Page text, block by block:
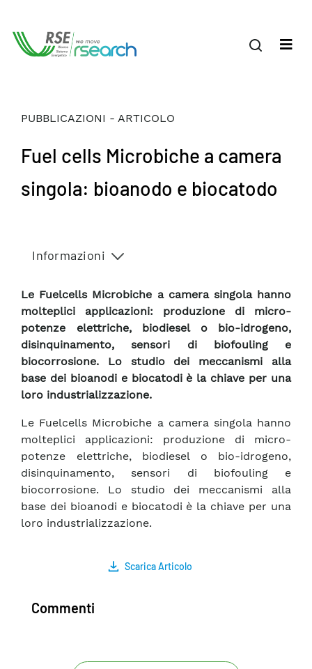
PUBBLICAZIONI - ARTICOLO
Fuel cells Microbiche a camera
singola: bioanodo e biocatodo
Informazioni
Le Fuelcells Microbiche a camera singola hanno
molteplici applicazioni: produzione di micro-
potenze elettriche, biodiesel o bio-idrogeno,
disinquinamento, sensori di biofouling e
biocorrosione. Lo studio dei meccanismi alla
base dei bioanodi e biocatodi è la chiave per una
loro industrializzazione.
Le Fuelcells Microbiche a camera singola hanno
molteplici applicazioni: produzione di micro-
potenze elettriche, biodiesel o bio-idrogeno,
disinquinamento, sensori di biofouling e
biocorrosione. Lo studio dei meccanismi alla
base dei bioanodi e biocatodi è la chiave per una
loro industrializzazione.
Scarica Articolo
Commenti